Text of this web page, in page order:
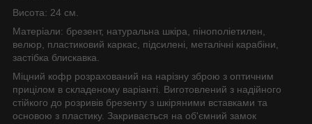
Висота: 24 см.
Матеріали: брезент, натуральна шкіра, пінополіетилен,
велюр, пластиковий каркас, підсилені, металічні карабіни,
застібка блискавка.
Міцний кофр розрахований на нарізну зброю з оптичним
прицілом в складеному варіанті. Виготовлений з надійного
стійкого до розривів брезенту з шкіряними вставками та
основою з пластику. Закривається на об'ємний замок